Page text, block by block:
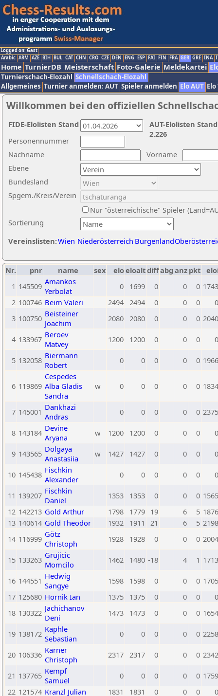
Logged on: Gast
Arabic ARM AZE BIH BUL CAT CHN CRO CZE DEN ENG ESP FAI FIN FRA GER GRE INA
Home TurnierDB Meisterschaft Foto-Galerie Meldekartei
Turnierschach-Elozahl Schnellschach-Elozahl
Allgemeines Turnier anmelden: AUT Spieler anmelden Elo AUT
Willkommen bei den offiziellen
Nachname
Vorname
Ebene
Sortierung
Personennummer
Bundesland
Spgem./Kreis/Verein
Nur "österreichische" Spieler
Vereinslisten:Wien Niederösterreich Burgenland
AUT-Elolisten
2.226
FIDE-Elolisten Stand
Nr. pnr name sex eloeloaltdiffabg anz pkt
1 145509 Amankos
Yerbolat
0 1699 0 0 0 1743
2 100746 Beim Valeri 2494 2494 0 0 0
0
3 100750 Beisteiner
Joachim
2080 2080 0 0 0 2040
4 133967 Beroev
Matvey
1200 1200 0 0 0 0
5 132058 Biermann
Robert
0 0 0 0 0 1966
6 119869
Cespedes
Alba Gladis
Sandra
w 0 0 0 0 0 1834
7 145001 Dankhazi
Andras
0 0 0 0 0 2375
8 143184 Devine
Aryana
w 1200 1200 0 0 0 0
9 143565 Dolgaya
Anastasiia
w 1427 1427 0 0 0 0
10 145438 Fischkin
Alexander
0 0 0 0 0 0
11 139207 Fischkin
Daniel
1353 1353 0 0 0 1565
12 142213 Gold Arthur 1798 1779 19 6 5 1876
13 140614 Gold Theodor 1932 1911 21 6 5 2198
14 116999 Götz
Christoph
1928 1928 0 0 0 2004
15 133263 Grujicic
Momcilo
1462 1480 -18 4 1 1713
16 144551 Hedwig
Sangye
1598 1598 0 0 0 1705
17 125680 Hornik Ian 1375 1375 0 0 0
0
18 130322 Jachichanov
Deni
1473 1473 0 0 0 1654
19 138172 Kaphle
Sebastian
0 0 0 0 0 2258
20 106336 Karner
Christoph
2317 2317 0 0 0 2342
21 137765 Kempf
Samuel
0 0 0 0 0 1759
22 121574 Kranzl Julian 1831 1831 0 0 0
0